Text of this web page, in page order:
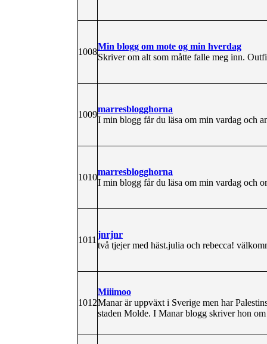
1008
Min blogg om mote og min hverdag
Skriver om alt som måtte falle meg inn.
1009
marresblogghorna
I min blogg får du läsa om min vardag och
1010
marresblogghorna
I min blogg får du läsa om min vardag och
1011
jnrjnr
två tjejer med häst.julia och rebecca!
1012
Miiimoo
Manar är uppväxt i Sverige men har
staden Molde. I Manar blogg skriver hon